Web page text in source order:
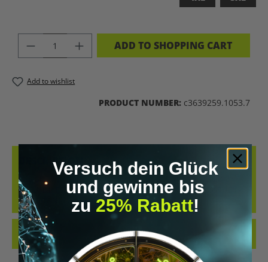
PRODUCT QUANTITY: ENTER THE
ADD TO SHOPPING CART
Add to wishlist
PRODUCT NUMBER: c3639259.1053.7
DESCRIPTION
DESIGNED BY GENETICS. UPGRADED BY SCIENCE. POWERED BY
NATURE.DIESES SHIRT IST MEHR ALS NUR EIN KLEIDUNGSSTÜCK –
ES IST DEIN…
MORE
REVIEWS
Versuch dein Glück
und gewinne bis
zu 25% Rabatt!